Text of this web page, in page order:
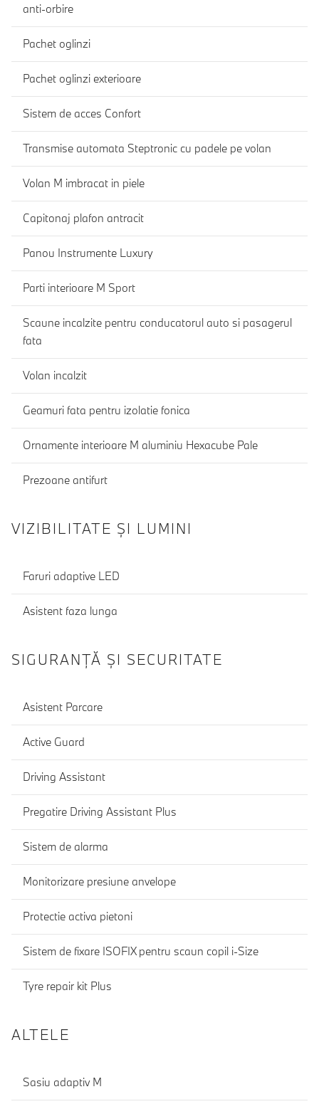
anti-orbire
Pachet oglinzi
Pachet oglinzi exterioare
Sistem de acces Confort
Transmise automata Steptronic cu padele pe volan
Volan M imbracat in piele
Capitonaj plafon antracit
Panou Instrumente Luxury
Parti interioare M Sport
Scaune incalzite pentru conducatorul auto si pasagerul
fata
Volan incalzit
Geamuri fata pentru izolatie fonica
Ornamente interioare M aluminiu Hexacube Pale
Prezoane antifurt
VIZIBILITATE ȘI LUMINI
Faruri adaptive LED
Asistent faza lunga
SIGURANŢĂ ŞI SECURITATE
Asistent Parcare
Active Guard
Driving Assistant
Pregatire Driving Assistant Plus
Sistem de alarma
Monitorizare presiune anvelope
Protectie activa pietoni
Sistem de fixare ISOFIX pentru scaun copil i-Size
Tyre repair kit Plus
ALTELE
Sasiu adaptiv M